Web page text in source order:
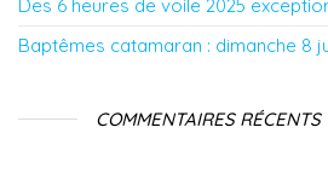
Des 6 heures de voile 2025
Baptêmes catamaran : dimanche 8
COMMENTAIRES RÉCENTS